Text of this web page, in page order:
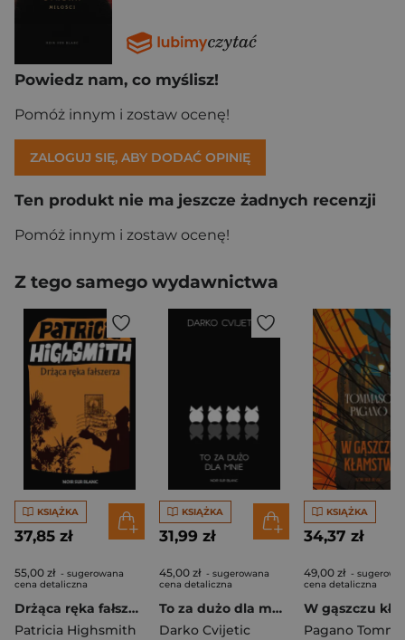
Powiedz nam, co myślisz!
Pomóż innym i zostaw ocenę!
ZALOGUJ SIĘ, ABY DODAĆ OPINIĘ
Ten produkt nie ma jeszcze żadnych recenzji
Pomóż innym i zostaw ocenę!
Z tego samego wydawnictwa
KSIĄŻKA
37,85 zł
55,00 zł - sugerowana
cena detaliczna
Drżąca ręka fałszerza wyd. 2026
Patricia Highsmith
KSIĄŻKA
31,99 zł
45,00 zł - sugerowana
cena detaliczna
To za dużo dla mnie
Darko Cvijetic
KSIĄŻKA
34,37 zł
49,00 zł -
cena detaliczna
Pagano